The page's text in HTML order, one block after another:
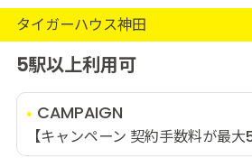
タイガーハウス神田
5駅以上利用可
CAMPAIGN
【キャンペーン 契約手数料が最